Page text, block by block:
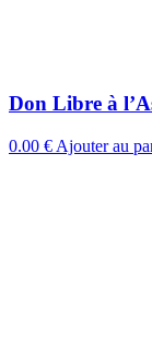
Don Libre à
0.00 € Ajouter au